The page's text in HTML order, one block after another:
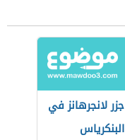
جزر لانجرهانز في
البنكرياس